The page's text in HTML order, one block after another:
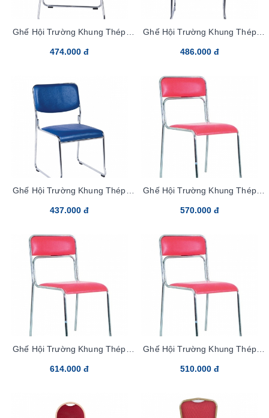
Ghế Hội Trường Khung Thép
474.000 đ
Ghế Hội Trường Khung Thép
486.000 đ
Ghế Hội Trường Khung Thép
437.000 đ
Ghế Hội Trường Khung Thép
570.000 đ
Ghế Hội Trường Khung Thép
614.000 đ
Ghế Hội Trường Khung Thép
510.000 đ